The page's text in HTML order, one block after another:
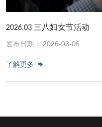
2026.03 三八妇女节活动
发布日期： 2026-03-06
了解更多